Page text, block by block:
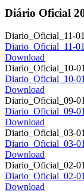
Diário Oficial
Diario_Oficial_11-
Diario_Oficial_11-
Download
Diario_Oficial_10-
Diario_Oficial_10-
Download
Diario_Oficial_09-
Diario_Oficial_09-
Download
Diario_Oficial_03-
Diario_Oficial_03-
Download
Diario_Oficial_02-
Diario_Oficial_02-
Download